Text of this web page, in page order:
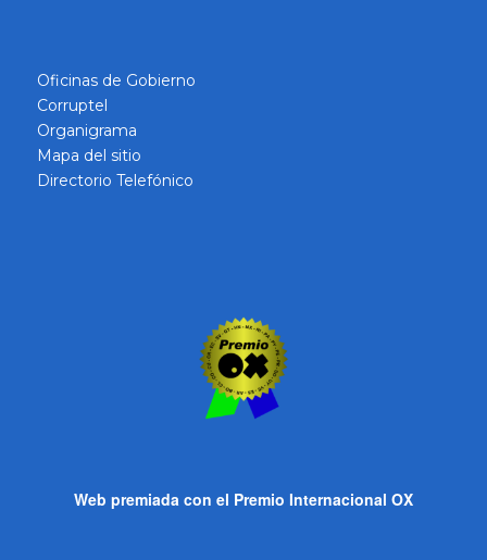
Oficinas de Gobierno
Corruptel
Organigrama
Mapa del sitio
Directorio Telefónico
Web premiada con el Premio Internacional OX